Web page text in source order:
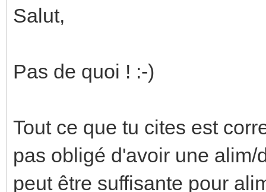
Salut,
Pas de quoi ! :-)
Tout ce que tu cites est
pas obligé d'avoir une
peut être suffisante pour